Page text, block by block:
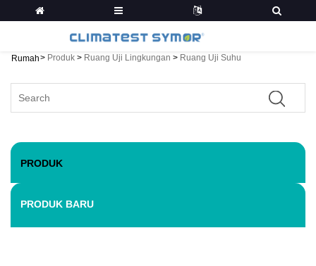
Rumah> Produk > Ruang Uji Lingkungan > Ruang Uji Suhu
PRODUK
PRODUK BARU